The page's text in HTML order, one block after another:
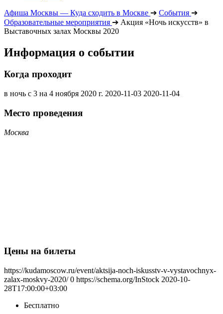
Афиша Москвы — Куда сходить в Москве ➔ События ➔
Образовательные мероприятия ➔ Акция «Ночь искусств» в
Выставочных залах Москвы 2020
Информация о событии
Когда проходит
в ночь с 3 на 4 ноября 2020 г. 2020-11-03 2020-11-04
Место проведения
Москва
Цены на билеты
https://kudamoscow.ru/event/aktsija-noch-iskusstv-v-vystavochnyx-
zalax-moskvy-2020/ 0 https://schema.org/InStock 2020-10-
28T17:00:00+03:00
Бесплатно